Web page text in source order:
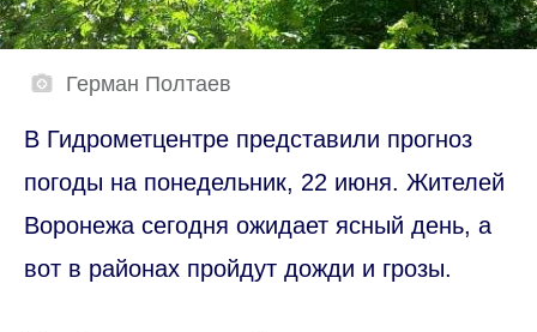
Герман Полтаев
В Гидрометцентре представили прогноз
погоды на понедельник, 22 июня. Жителей
Воронежа сегодня ожидает ясный день, а
вот в районах пройдут дожди и грозы.